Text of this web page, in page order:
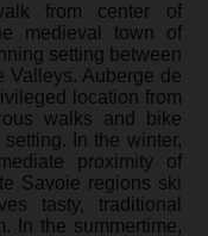
from center of
medieval town of
setting between
Valleys. Auberge de
location from
walks and bike
In the winter,
proximity of
Savoie regions ski
tasty, traditional
In the summertime,